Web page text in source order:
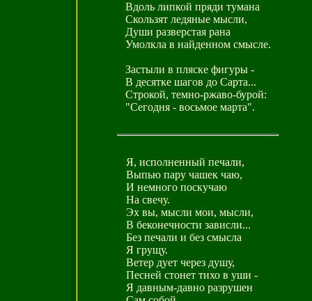
Вдоль липкой пряди тумана
Скользят ледяные мысли,
Души разверстая рана
Умолкла в найденном смысле.
Застыли в пляске фигуры -
В десятке шагов до Сарта...
Строкой, темно-ржаво-бурой:
"Сегодня - восьмое марта".
Я, исполненный печали,
Выпью пару чашек чаю,
И немного поскучаю
На свечу.
Эх вы, мысли мои, мысли,
В беконечности зависли...
Без печали и без смысла
Я грущу.
Ветер дует через душу,
Песней стонет тихо в уши -
Я давным-давно разрушен